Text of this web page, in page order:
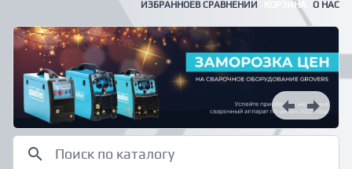
ИЗБРАННОЕВ СРАВНЕНИИ КОРЗИНА О НАС